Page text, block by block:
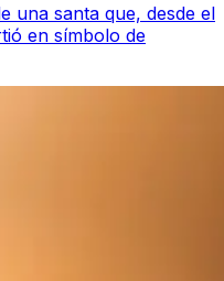
una santa que, desde el
en símbolo de